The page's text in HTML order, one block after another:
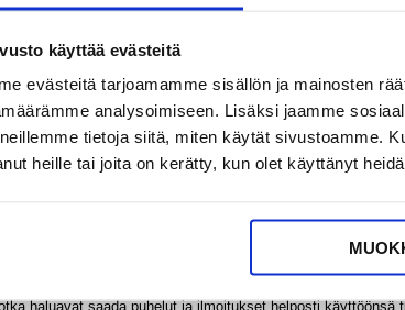
käyttää evästeitä
evästeitä tarjoamamme sisällön ja mainosten
analysoimiseen. Lisäksi jaamme
tietoja siitä, miten käytät sivustoamme.
heille tai joita on kerätty, kun olet käyttänyt
seuranta ja 100+ urheilumoodia
WATCH Lite 4:n avulla. Tyylikkäällä muotoilulla, 1,83-
ja Bluetooth-puhelut, mikä parantaa päivittäistä
siitä luotettavan kaikkiin elämäntapoihin.
(240 x 240)
seurantaan
yksityiskohtaista aktiivisuuden seurantaa.
haluavat saada puhelut ja ilmoitukset helposti käyttöönsä